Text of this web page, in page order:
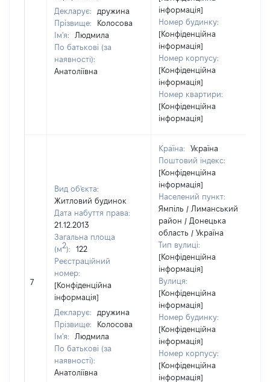
Декларує:
дружина
Прізвище:
Колосова
Ім'я:
Людмила
По батькові (за
наявності):
Анатоліївна
інформація]
Номер будинку:
[Конфіденційна
інформація]
Номер корпусу:
[Конфіденційна
інформація]
Номер квартири:
[Конфіденційна
інформація]
7
Вид об'єкта:
Житловий будинок
Дата набуття права:
21.12.2013
Загальна площа
(м2):
122
Реєстраційний
номер:
[Конфіденційна
інформація]
Декларує:
дружина
Прізвище:
Колосова
Ім'я:
Людмила
По батькові (за
наявності):
Анатоліївна
Країна:
Україна
Поштовий індекс:
[Конфіденційна
інформація]
Населений пункт:
Ямпіль / Лиманський
район / Донецька
область / Україна
Тип вулиці:
[Конфіденційна
інформація]
Вулиця:
[Конфіденційна
інформація]
Номер будинку:
[Конфіденційна
інформація]
Номер корпусу:
[Конфіденційна
інформація]